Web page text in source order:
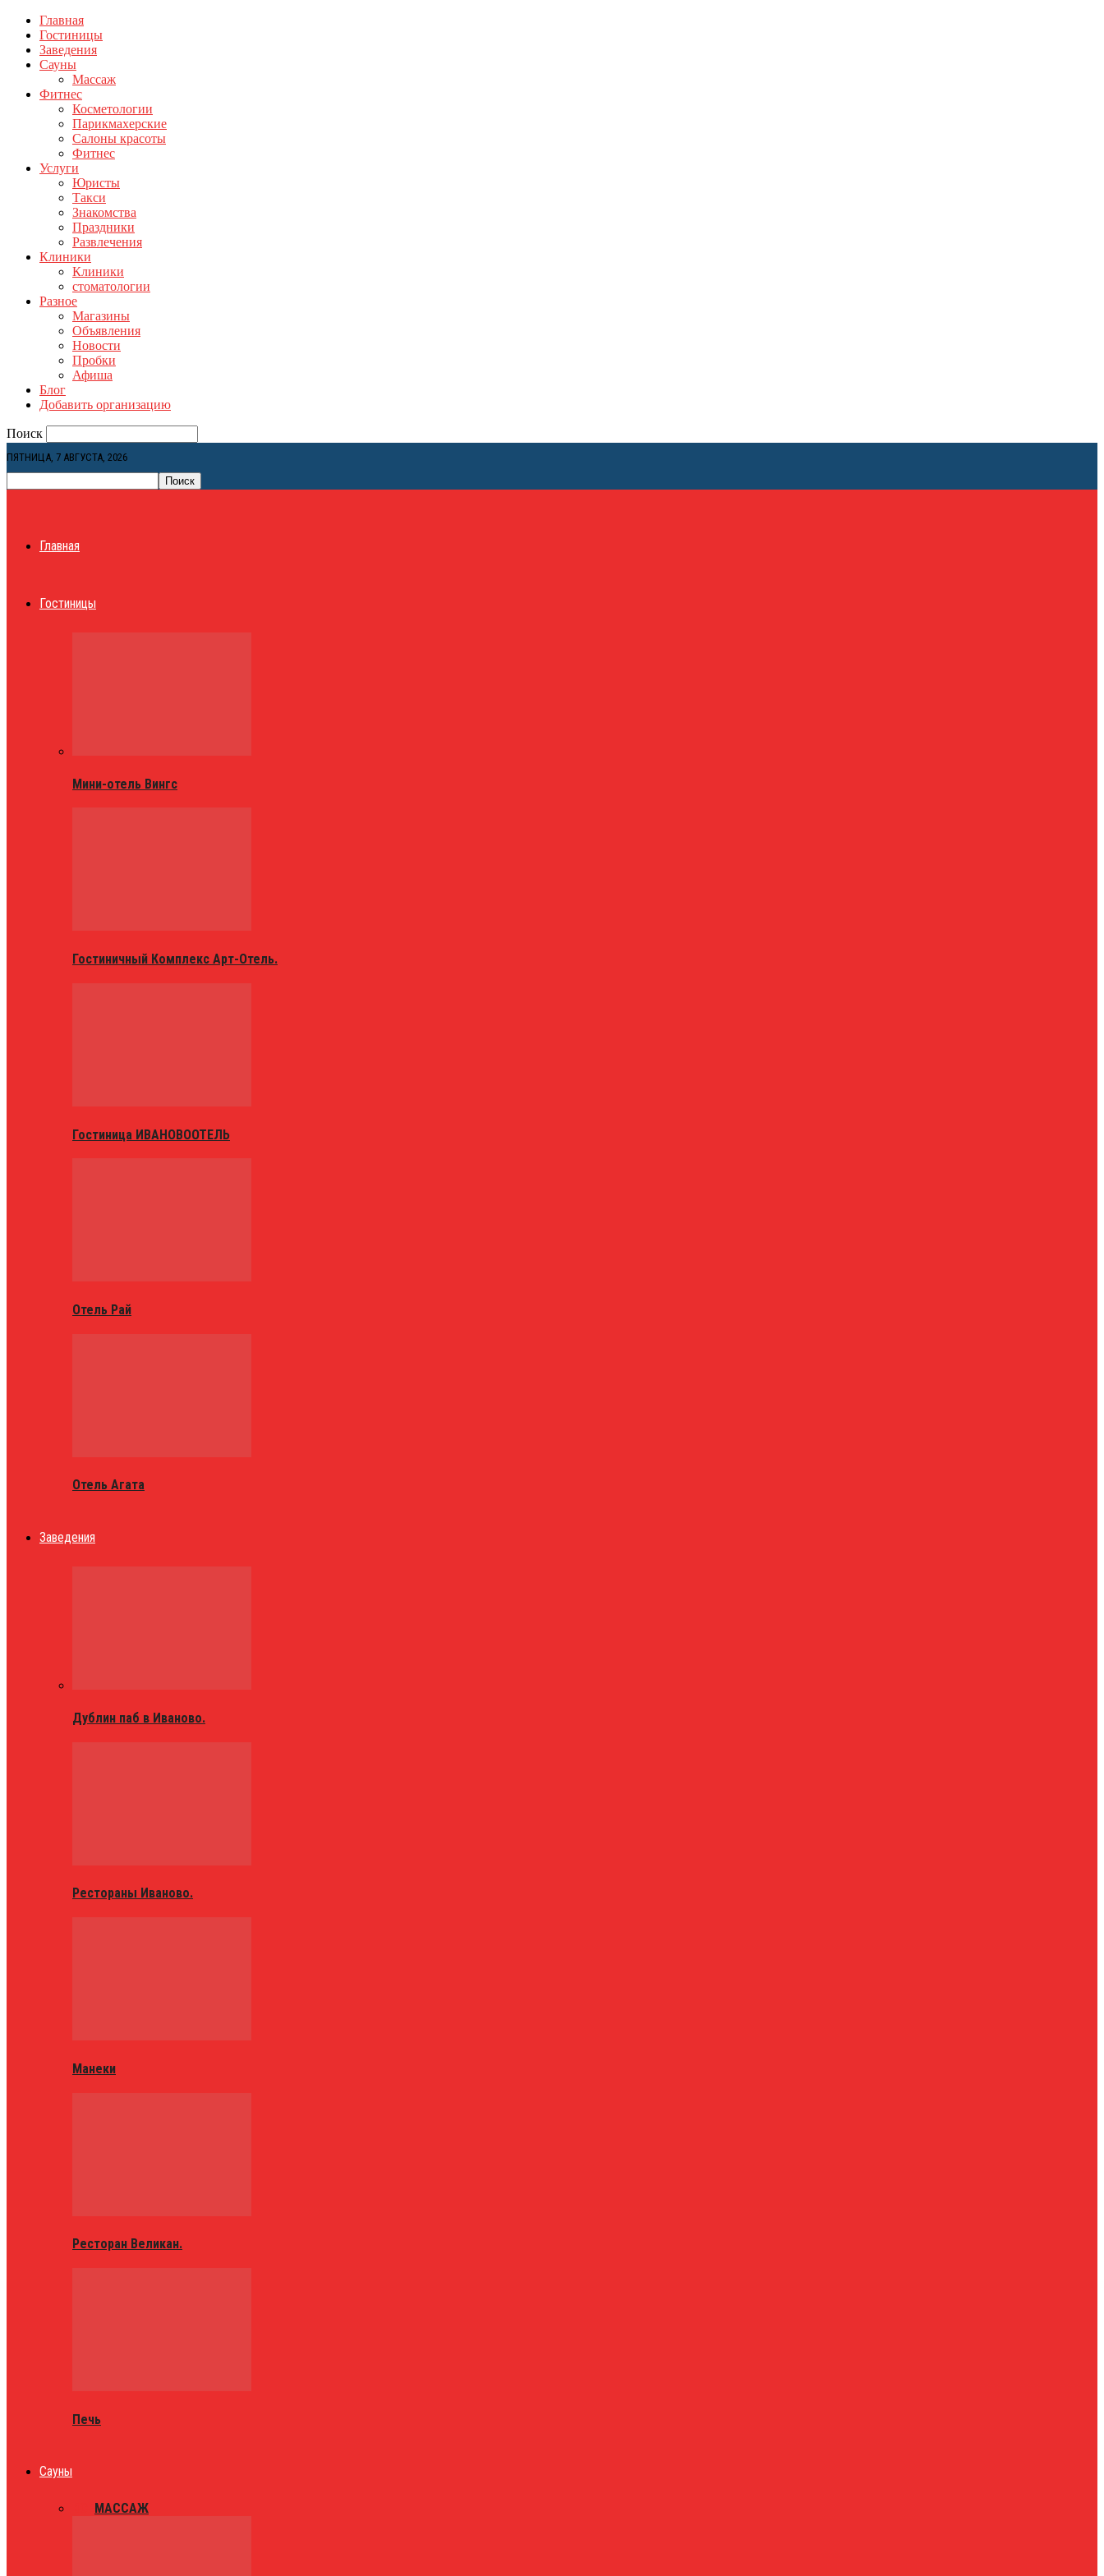
Главная
Гостиницы
Заведения
Сауны
Массаж
Фитнес
Косметологии
Парикмахерские
Салоны красоты
Фитнес
Услуги
Юристы
Такси
Знакомства
Праздники
Развлечения
Клиники
Клиники
стоматологии
Разное
Магазины
Объявления
Новости
Пробки
Афиша
Блог
Добавить организацию
Поиск
ПЯТНИЦА, 7 АВГУСТА, 2026
Главная
Гостиницы
Мини-отель Вингс
Гостиничный Комплекс Арт-Отель.
Гостиница ИВАНОВООТЕЛЬ
Отель Рай
Отель Агата
Заведения
Дублин паб в Иваново.
Рестораны Иваново.
Манеки
Ресторан Великан.
Печь
Сауны
МАССАЖ